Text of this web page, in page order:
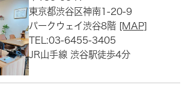
東京都渋谷区神南1-20-9
パークウェイ渋谷8階 [MAP]
TEL:03-6455-3405
JR山手線 渋谷駅徒歩4分